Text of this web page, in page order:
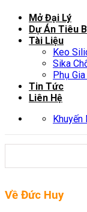
Mở Đại Lý
Dự Án Tiêu
Tài Liệu
Keo
Sika
Phụ
Tin Tức
Liên Hệ
Khuyến
Về Đức Huy